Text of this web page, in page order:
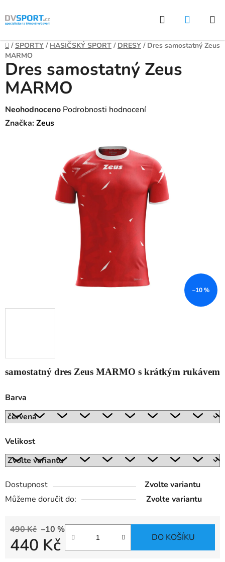
Přejít
na
Hledat
Domů
/ SPORTY / HASIČSKÝ SPORT / DRESY / Dres samostatný Zeus
MARMO
samostatný dres Zeus MARMO s krátkým rukávem
Barva
Velikost
Dostupnost
Zvolte variantu
Můžeme doručit do:
Zvolte variantu
490 Kč –10 %
440 Kč DO KOŠÍKU
Dres samostatný Zeus
MARMO
Průměrné
hodnocení
Neohodnoceno Podrobnosti hodnocení
Značka:Zeus
–10 %